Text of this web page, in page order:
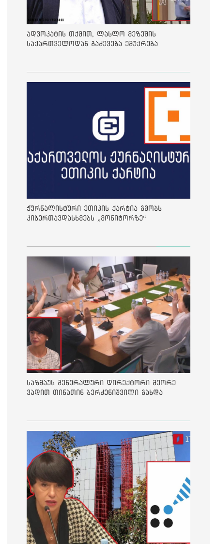
ადვოკატის თქმით, ლასლო მეზეშის
საქართველოდან გაძევება ემუქრება
ჟურნალისტური ეთიკის ქარტია გმობს
კიბერთავდასხმებს „მონიტორზე“
საზმაუს გენერალური დირექტორი მეორე
ვადით თინათინ ბერძენიშვილი გახდა